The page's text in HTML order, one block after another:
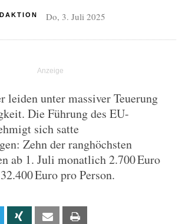
Do, 3. Juli 2025
leiden unter massiver Teuerung
Die Führung des EU-
sich satte
Zehn der ranghöchsten
ab 1. Juli monatlich 2.700 Euro
Euro pro Person.
Linkedin Xing Email